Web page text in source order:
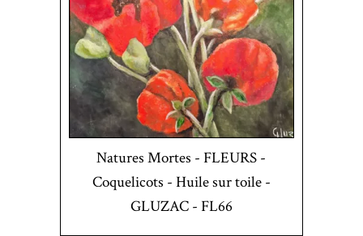
Natures Mortes - FLEURS -
Coquelicots - Huile sur toile -
GLUZAC - FL66